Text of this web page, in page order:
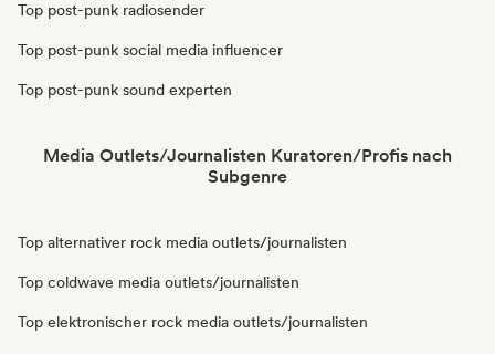
Top post-punk radiosender
Top post-punk social media influencer
Top post-punk sound experten
Media Outlets/Journalisten Kuratoren/Profis nach
Subgenre
Top alternativer rock media outlets/journalisten
Top coldwave media outlets/journalisten
Top elektronischer rock media outlets/journalisten